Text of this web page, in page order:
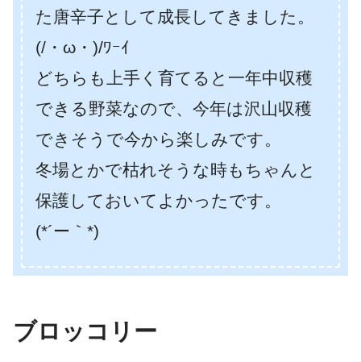
た唐辛子として成長してきました。
(/・ω・)/ﾜｰｲ
どちらも上手く育てると一年中収穫
できる野菜なので、今年は沢山収穫
できそうで今から楽しみです。
冬場とかで枯れそうな時もちゃんと
保護しておいてよかったです。
(*´ー｀*)
ブロッコリー